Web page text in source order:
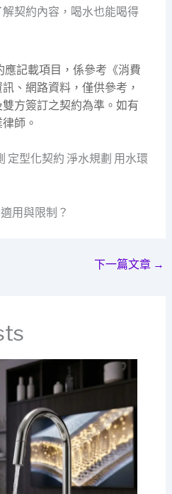
契約內容，喝水也能喝得
記載項目，係參考《消費
、網路資料，僅供參考，
方簽訂之契約為準。如有
師。
定型化契約 淨水規劃 用水環
用與限制？
下一篇文章 →